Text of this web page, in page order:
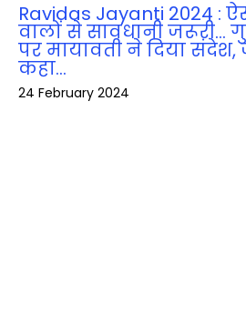
Ravidas Jayanti 2024 :
वालों से सावधानी जरूरी…
पर मायावती ने दिया
कहा…
24 February 2024